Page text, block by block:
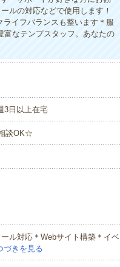
ルの対応などで使用します！
イフバランスも整います＊服
富なテンプスタッフ。あなたの
日以上在宅
談OK☆
ル対応＊Webサイト構築＊イベ
づきを見る